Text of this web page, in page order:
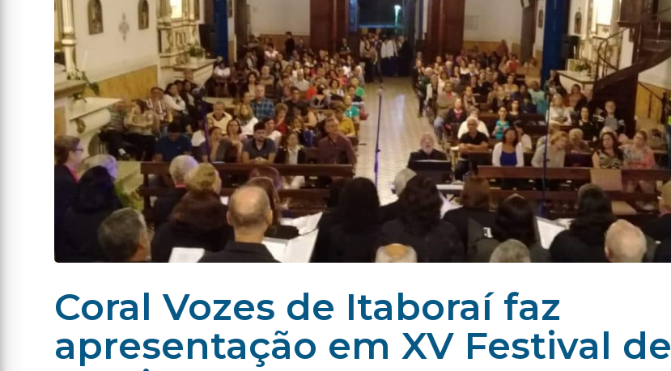
Coral Vozes de Itaboraí faz
apresentação em XV Festival de